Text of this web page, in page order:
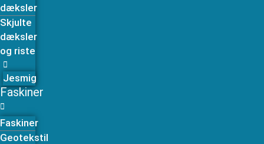
dæksler
Skjulte
dæksler
og riste
Jesmig
Faskiner
Faskiner
Geotekstil